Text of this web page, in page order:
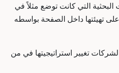
التي كانت توضع مثلاً في
تغيير استراتيجيتها في من